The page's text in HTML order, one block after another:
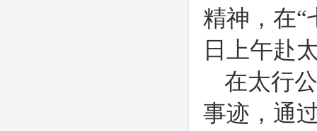
精神，在“
日上午赴
在太行
事迹，通